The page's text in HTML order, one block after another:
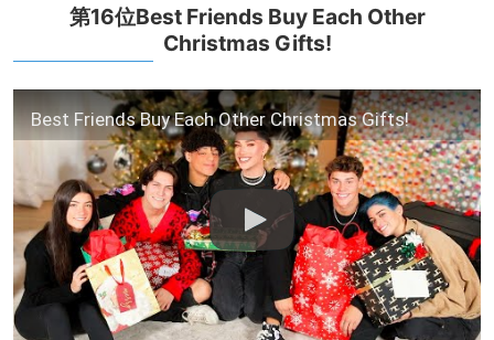
第16位Best Friends Buy Each Other
Christmas Gifts!
Best Friends Buy Each Other Christmas Gifts!